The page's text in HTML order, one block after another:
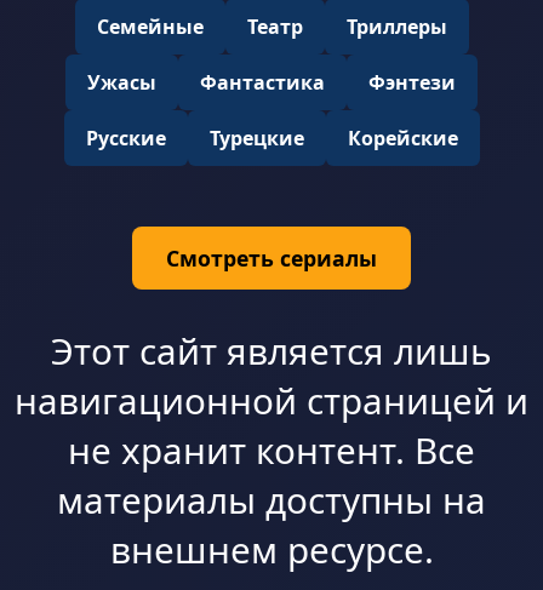
Семейные Театр Триллеры
Ужасы Фантастика Фэнтези
Русские Турецкие Корейские
Смотреть сериалы
Этот сайт является лишь
навигационной страницей и
не хранит контент. Все
материалы доступны на
внешнем ресурсе.